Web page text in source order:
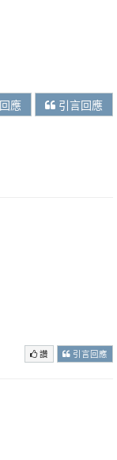
應 引言回應
讚 引言回應